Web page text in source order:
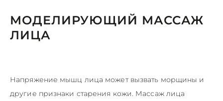
МОДЕЛИРУЮЩИЙ МАССАЖ
ЛИЦА
Напряжение мышц лица может вызвать морщины и
другие признаки старения кожи. Массаж лица